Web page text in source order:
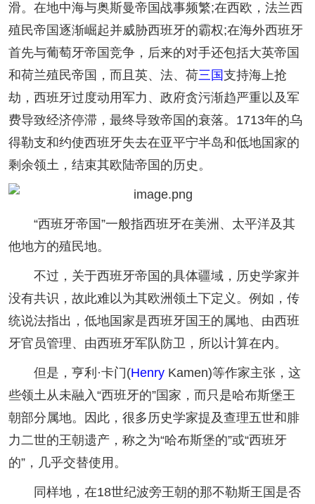
滑。在地中海与奥斯曼帝国战事频繁;在西欧，法兰西
殖民帝国逐渐崛起并威胁西班牙的霸权;在海外西班牙
首先与葡萄牙帝国竞争，后来的对手还包括大英帝国
和荷兰殖民帝国，而且英、法、荷三国支持海上抢
劫，西班牙过度动用军力、政府贪污渐趋严重以及军
费导致经济停滞，最终导致帝国的衰落。1713年的乌
得勒支和约使西班牙失去在亚平宁半岛和低地国家的
剩余领土，结束其欧陆帝国的历史。
“西班牙帝国”一般指西班牙在美洲、太平洋及其
他地方的殖民地。
不过，关于西班牙帝国的具体疆域，历史学家并
没有共识，故此难以为其欧洲领土下定义。例如，传
统说法指出，低地国家是西班牙国王的属地、由西班
牙官员管理、由西班牙军队防卫，所以计算在内。
但是，亨利·卡门(Henry Kamen)等作家主张，这
些领土从未融入“西班牙的”国家，而只是哈布斯堡王
朝部分属地。因此，很多历史学家提及查理五世和腓
力二世的王朝遗产，称之为“哈布斯堡的”或“西班牙
的”，几乎交替使用。
同样地，在18世纪波旁王朝的那不勒斯王国是否